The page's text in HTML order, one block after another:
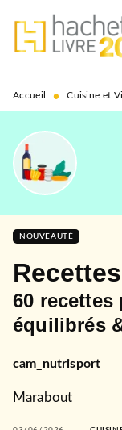
MENU
PIED DE PAGE
Accueil • Cuisine et
NOUVEAUTÉ
60 recettes
équilibrés
cam_nutrisport
Marabout